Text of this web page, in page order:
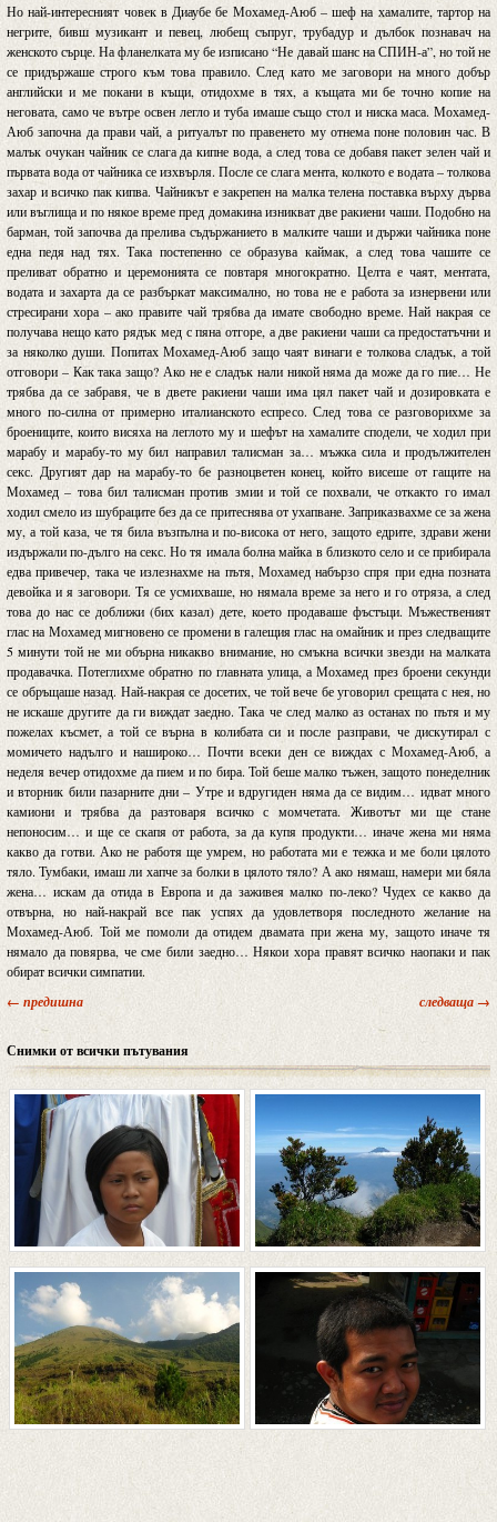
Но най-интересният човек в Диаубе бе Мохамед-Аюб – шеф на хамалите, тартор на
негрите, бивш музикант и певец, любещ съпруг, трубадур и дълбок познавач на
женското сърце. На фланелката му бе изписано “Не давай шанс на СПИН-а”, но той не
се придържаше строго към това правило. След като ме заговори на много добър
английски и ме покани в къщи, отидохме в тях, а къщата ми бе точно копие на
неговата, само че вътре освен легло и туба имаше също стол и ниска маса. Мохамед-
Аюб започна да прави чай, а ритуалът по правенето му отнема поне половин час. В
малък очукан чайник се слага да кипне вода, а след това се добавя пакет зелен чай и
първата вода от чайника се изхвърля. После се слага мента, колкото е водата – толкова
захар и всичко пак кипва. Чайникът е закрепен на малка телена поставка върху дърва
или въглища и по някое време пред домакина изникват две ракиени чаши. Подобно на
барман, той започва да прелива съдържанието в малките чаши и държи чайника поне
една педя над тях. Така постепенно се образува каймак, а след това чашите се
преливат обратно и церемонията се повтаря многократно. Целта е чаят, ментата,
водата и захарта да се разбъркат максимално, но това не е работа за изнервени или
стресирани хора – ако правите чай трябва да имате свободно време. Най накрая се
получава нещо като рядък мед с пяна отгоре, а две ракиени чаши са предостатъчни и
за няколко души. Попитах Мохамед-Аюб защо чаят винаги е толкова сладък, а той
отговори – Как така защо? Ако не е сладък нали никой няма да може да го пие… Не
трябва да се забравя, че в двете ракиени чаши има цял пакет чай и дозировката е
много по-силна от примерно италианското еспресо. След това се разговорихме за
броениците, които висяха на леглото му и шефът на хамалите сподели, че ходил при
марабу и марабу-то му бил направил талисман за… мъжка сила и продължителен
секс. Другият дар на марабу-то бе разноцветен конец, който висеше от гащите на
Мохамед – това бил талисман против змии и той се похвали, че откакто го имал
ходил смело из шубраците без да се притеснява от ухапване. Заприказвахме се за жена
му, а той каза, че тя била възпълна и по-висока от него, защото едрите, здрави жени
издържали по-дълго на секс. Но тя имала болна майка в близкото село и се прибирала
едва привечер, така че излезнахме на пътя, Мохамед набързо спря при една позната
девойка и я заговори. Тя се усмихваше, но нямала време за него и го отряза, а след
това до нас се доближи (бих казал) дете, което продаваше фъстъци. Мъжественият
глас на Мохамед мигновено се промени в галещия глас на омайник и през следващите
5 минути той не ми обърна никакво внимание, но смъкна всички звезди на малката
продавачка. Потеглихме обратно по главната улица, а Мохамед през броени секунди
се обръщаше назад. Най-накрая се досетих, че той вече бе уговорил срещата с нея, но
не искаше другите да ги виждат заедно. Така че след малко аз останах по пътя и му
пожелах късмет, а той се върна в колибата си и после разправи, че дискутирал с
момичето надълго и нашироко… Почти всеки ден се виждах с Мохамед-Аюб, а
неделя вечер отидохме да пием и по бира. Той беше малко тъжен, защото понеделник
и вторник били пазарните дни – Утре и вдругиден няма да се видим… идват много
камиони и трябва да разтоваря всичко с момчетата. Животът ми ще стане
непоносим… и ще се скапя от работа, за да купя продукти… иначе жена ми няма
какво да готви. Ако не работя ще умрем, но работата ми е тежка и ме боли цялото
тяло. Тумбаки, имаш ли хапче за болки в цялото тяло? А ако нямаш, намери ми бяла
жена… искам да отида в Европа и да заживея малко по-леко? Чудех се какво да
отвърна, но най-накрай все пак успях да удовлетворя последното желание на
Мохамед-Аюб. Той ме помоли да отидем двамата при жена му, защото иначе тя
нямало да повярва, че сме били заедно… Някои хора правят всичко наопаки и пак
обират всички симпатии.
← предишна следваща →
Снимки от всички пътувания